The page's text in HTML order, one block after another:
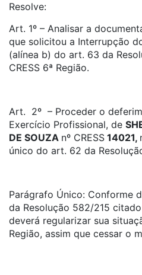
Resolve:
Art. 1º – Analisar a
que solicitou a Interrupção
(alínea b) do art. 63 da
CRESS 6ª Região.
Art. 2º – Proceder o
Exercício Profissional, de
DE SOUZA nº CRESS 14021,
único do art. 62 da
Parágrafo Único: Conforme
da Resolução 582/215
deverá regularizar sua
Região, assim que cessar o